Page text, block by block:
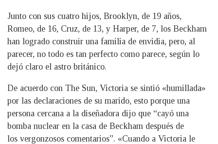
Junto con sus cuatro hijos, Brooklyn, de 19 años,
Romeo, de 16, Cruz, de 13, y Harper, de 7, los Beckham
han logrado construir una familia de envidia, pero, al
parecer, no todo es tan perfecto como parece, según lo
dejó claro el astro británico.
De acuerdo con The Sun, Victoria se sintió «humillada»
por las declaraciones de su marido, esto porque una
persona cercana a la diseñadora dijo que “cayó una
bomba nuclear en la casa de Beckham después de
los vergonzosos comentarios”. «Cuando a Victoria le